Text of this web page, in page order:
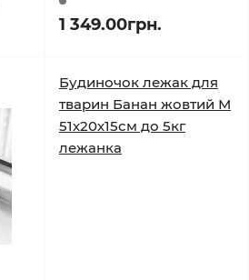
1 349.00грн.
Будиночок лежак для
тварин Банан жовтий М
51х20х15см до 5кг
лежанка